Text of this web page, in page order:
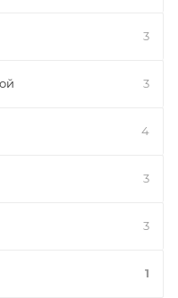
3
3
4
3
3
1